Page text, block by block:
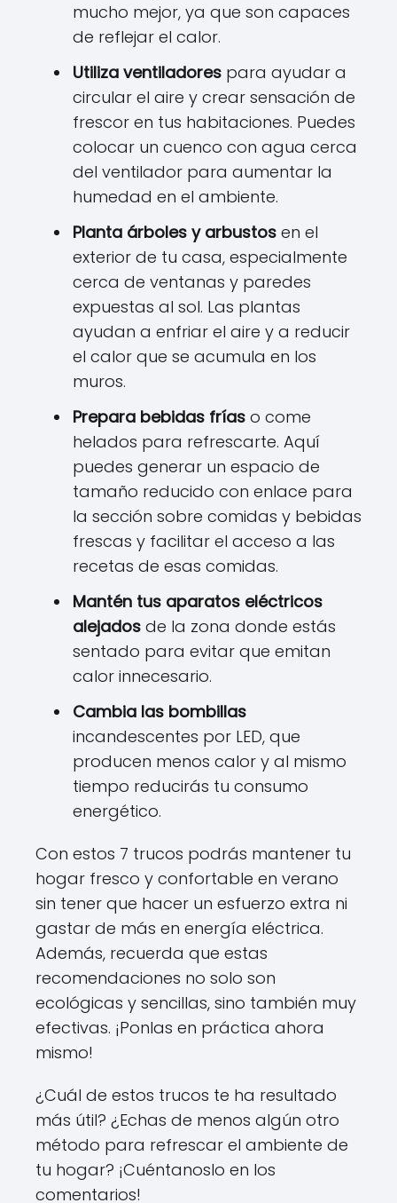
mucho mejor, ya que son capaces
de reflejar el calor.
Utiliza ventiladores para ayudar a
circular el aire y crear sensación de
frescor en tus habitaciones. Puedes
colocar un cuenco con agua cerca
del ventilador para aumentar la
humedad en el ambiente.
Planta árboles y arbustos en el
exterior de tu casa, especialmente
cerca de ventanas y paredes
expuestas al sol. Las plantas
ayudan a enfriar el aire y a reducir
el calor que se acumula en los
muros.
Prepara bebidas frías o come
helados para refrescarte. Aquí
puedes generar un espacio de
tamaño reducido con enlace para
la sección sobre comidas y bebidas
frescas y facilitar el acceso a las
recetas de esas comidas.
Mantén tus aparatos eléctricos
alejados de la zona donde estás
sentado para evitar que emitan
calor innecesario.
Cambia las bombillas
incandescentes por LED, que
producen menos calor y al mismo
tiempo reducirás tu consumo
energético.
Con estos 7 trucos podrás mantener tu
hogar fresco y confortable en verano
sin tener que hacer un esfuerzo extra ni
gastar de más en energía eléctrica.
Además, recuerda que estas
recomendaciones no solo son
ecológicas y sencillas, sino también muy
efectivas. ¡Ponlas en práctica ahora
mismo!
¿Cuál de estos trucos te ha resultado
más útil? ¿Echas de menos algún otro
método para refrescar el ambiente de
tu hogar? ¡Cuéntanoslo en los
comentarios!